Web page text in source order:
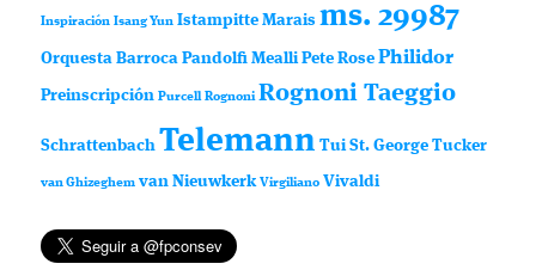
Inspiración Isang Yun Istampitte Marais ms. 29987
Orquesta Barroca Pandolfi Mealli Pete Rose Philidor
Preinscripción Purcell Rognoni Rognoni Taeggio
Schrattenbach Telemann Tui St. George Tucker
van Ghizeghem van Nieuwkerk Virgiliano Vivaldi